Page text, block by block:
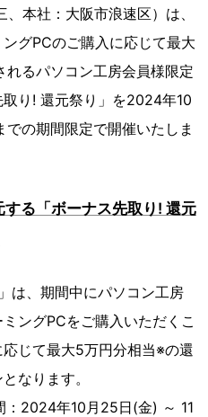
本社：大阪市浪速区）は、
グPCのご購入に応じて最大
るパソコン工房会員様限定
り! 還元祭り」を2024年10
の期間限定で開催いたしま
る「ボーナス先取り! 還元
は、期間中にパソコン工房
ングPCをご購入いただくこ
じて最大5万円分相当※の還
なります。
：2024年10月25日(金) ～ 11